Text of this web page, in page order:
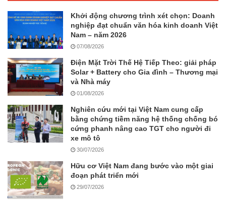
Khởi động chương trình xét chọn: Doanh
nghiệp đạt chuẩn văn hóa kinh doanh Việt
Nam – năm 2026
07/08/2026
Điện Mặt Trời Thế Hệ Tiếp Theo: giải pháp
Solar + Battery cho Gia đình – Thương mại
và Nhà máy
01/08/2026
Nghiên cứu mới tại Việt Nam cung cấp
bằng chứng tiềm năng hệ thống chống bó
cứng phanh nâng cao TGT cho người đi
xe mô tô
30/07/2026
Hữu cơ Việt Nam đang bước vào một giai
đoạn phát triển mới
29/07/2026